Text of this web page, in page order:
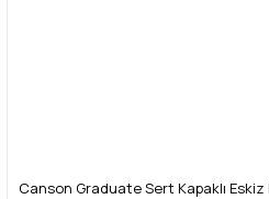
Canson Graduate Sert Kapaklı